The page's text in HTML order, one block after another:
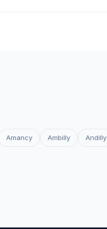
Amancy Ambilly Andilly